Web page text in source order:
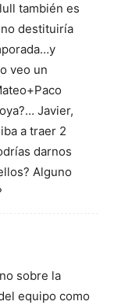
también es
destituiría
veo un
Javier,
a traer 2
darnos
Alguno
sobre la
equipo como